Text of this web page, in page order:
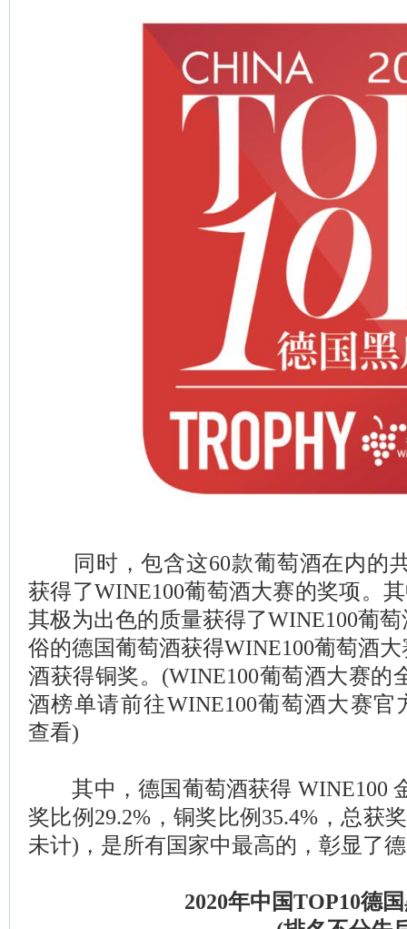
同时，包含这60款葡萄酒在内的
获得了WINE100葡萄酒大赛的奖项。
其极为出色的质量获得了WINE100葡
俗的德国葡萄酒获得WINE100葡萄酒
酒获得铜奖。(WINE100葡萄酒大赛的
酒榜单请前往WINE100葡萄酒大赛官
查看)
其中，德国葡萄酒获得 WINE100
奖比例29.2%，铜奖比例35.4%，总获
未计)，是所有国家中最高的，彰显了
2020年中国TOP10德国